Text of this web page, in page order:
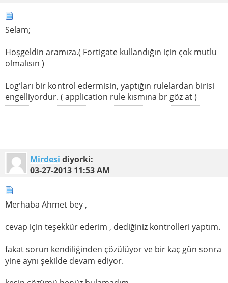
Selam;
Hoşgeldin aramıza.( Fortigate kullandığın için çok mutlu
olmalısın )
Log'ları bir kontrol edermisin, yaptığın rulelardan birisi
engelliyordur. ( application rule kısmına br göz at )
Mirdesi diyorki:
03-27-2013 11:53 AM
Merhaba Ahmet bey ,
cevap için teşekkür ederim , dediğiniz kontrolleri yaptım.
fakat sorun kendiliğinden çözülüyor ve bir kaç gün sonra
yine aynı şekilde devam ediyor.